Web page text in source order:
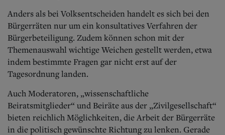
Anders als bei Volksentscheiden handelt es sich bei den
Bürgerräten nur um ein konsultatives Verfahren der
Bürgerbeteiligung. Zudem können schon mit der
Themenauswahl wichtige Weichen gestellt werden, etwa
indem bestimmte Fragen gar nicht erst auf der
Tagesordnung landen.
Auch Moderatoren, „wissenschaftliche
Beiratsmitglieder“ und Beiräte aus der „Zivilgesellschaft“
bieten reichlich Möglichkeiten, die Arbeit der Bürgerräte
in die politisch gewünschte Richtung zu lenken. Gerade